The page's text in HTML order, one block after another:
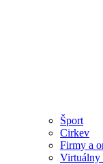
Šport
Cirkev
Firmy a
Virtuálny